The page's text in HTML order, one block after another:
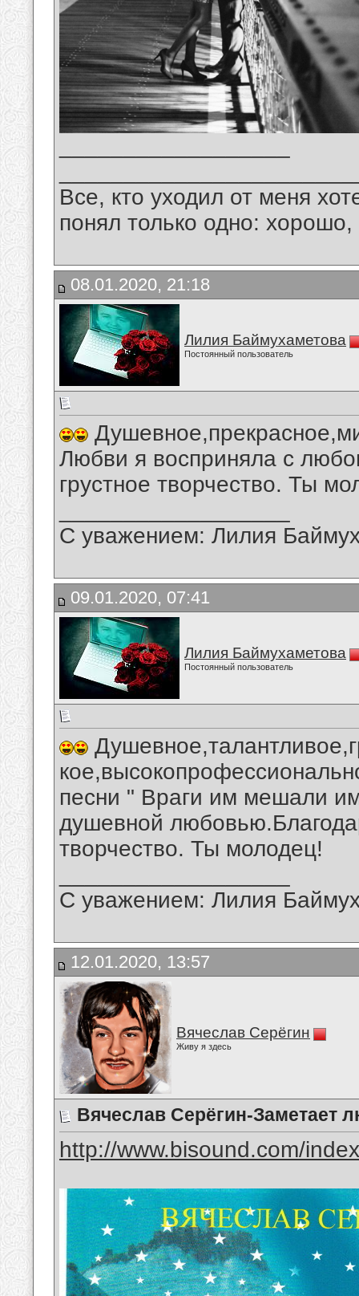
Все, кто уходил от меня
понял только одно:
08.01.2020, 21:18
Лилия Баймухаметова
Постоянный пользователь
Любви я восприняла с
грустное творчество. Ты
С уважением: Лилия
09.01.2020, 07:41
Лилия Баймухаметова
Постоянный пользователь
песни " Враги им мешали
душевной
творчество. Ты молодец!
С уважением: Лилия
12.01.2020, 13:57
Вячеслав Серёгин
Живу я здесь
Вячеслав Серёгин-Заметает
http://www.bisound.com/